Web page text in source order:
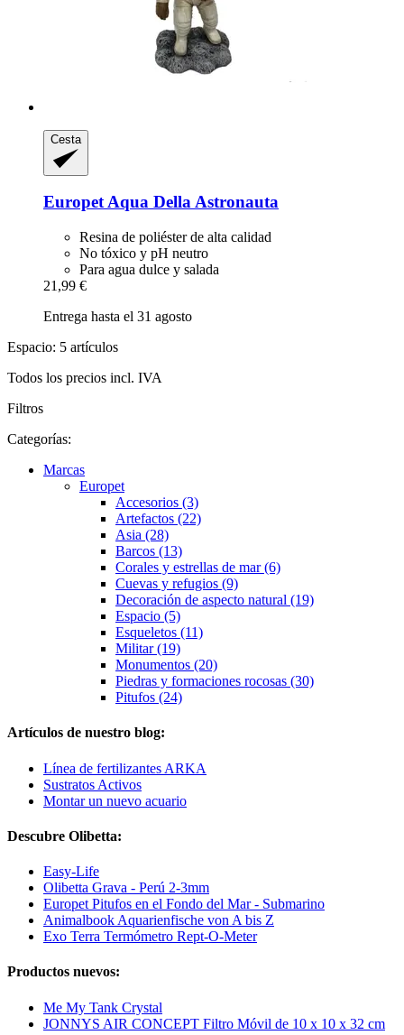
Cesta
EuropetAqua Della Astronauta
Resina de poliéster de alta calidad
No tóxico y pH neutro
Para agua dulce y salada
21,99 €
Entrega hasta el 31 agosto
Espacio: 5 artículos
Todos los precios incl. IVA
Filtros
Categorías:
Marcas
Europet
Accesorios (3)
Artefactos (22)
Asia (28)
Barcos (13)
Corales y estrellas de mar (6)
Cuevas y refugios (9)
Decoración de aspecto natural (19)
Espacio (5)
Esqueletos (11)
Militar (19)
Monumentos (20)
Piedras y formaciones rocosas (30)
Pitufos (24)
Artículos de nuestro blog:
Línea de fertilizantes ARKA
Sustratos Activos
Montar un nuevo acuario
Descubre Olibetta:
Easy-Life
Olibetta Grava - Perú 2-3mm
Europet Pitufos en el Fondo del Mar - Submarino
Animalbook Aquarienfische von A bis Z
Exo Terra Termómetro Rept-O-Meter
Productos nuevos:
Me My Tank Crystal
JONNYS AIR CONCEPT Filtro Móvil de 10 x 10 x 32 cm